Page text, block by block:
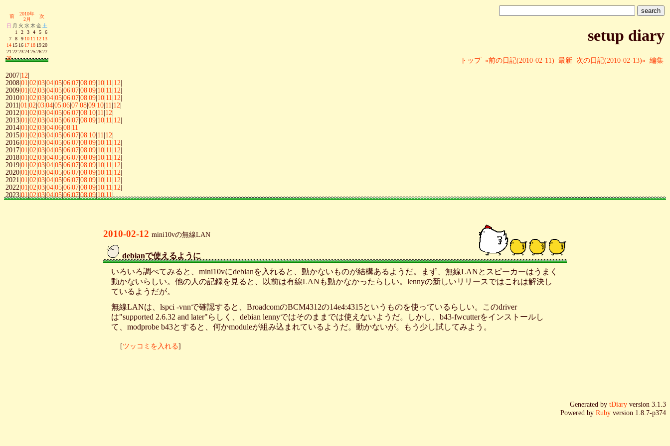
前
2010年
2月
次
日 月 火 水 木 金 土
1
2 3 4 5
6
7
8 9 10 11 12 13
14 15 16 17 18 1920
21 222324252627
28
setup diary
トップ «前の日記(2010-02-11) 最新 次の日記(2010-02-13)» 編集
2007|12|
2008|01|02|03|04|05|06|07|08|09|10|11|12|
2009|01|02|03|04|05|06|07|08|09|10|11|12|
2010|01|02|03|04|05|06|07|08|09|10|11|12|
2011|01|02|03|04|05|06|07|08|09|10|11|12|
2012|01|02|03|04|05|06|07|08|10|11|12|
2013|01|02|03|04|05|06|07|08|09|10|11|12|
2014|01|02|03|04|06|08|11|
2015|01|02|03|04|05|06|07|08|10|11|12|
2016|01|02|03|04|05|06|07|08|09|10|11|12|
2017|01|02|03|04|05|06|07|08|09|10|11|12|
2018|01|02|03|04|05|06|07|08|09|10|11|12|
2019|01|02|03|04|05|06|07|08|09|10|11|12|
2020|01|02|03|04|05|06|07|08|09|10|11|12|
2021|01|02|03|04|05|06|07|08|09|10|11|12|
2022|01|02|03|04|05|06|07|08|09|10|11|12|
2023|01|02|03|04|05|06|07|08|09|10|11|
2010-02-12 mini10vの無線LAN
debianで使えるように
いろいろ調べてみると、mini10vにdebianを入れると、動かないものが結構あるようだ。まず、無線LANとスピーカーはうまく
動かないらしい。他の人の記録を見ると、以前は有線LANも動かなかったらしい。lennyの新しいリリースではこれは解決し
ているようだが。
無線LANは、lspci -vnnで確認すると、BroadcomのBCM4312の14e4:4315というものを使っているらしい。このdriver
は"supported 2.6.32 and later"らしく、debian lennyではそのままでは使えないようだ。しかし、b43-fwcutterをインストールし
て、modprobe b43とすると、何かmoduleが組み込まれているようだ。動かないが。もう少し試してみよう。
[ツッコミを入れる]
Generated by tDiary version 3.1.3
Powered by Ruby version 1.8.7-p374